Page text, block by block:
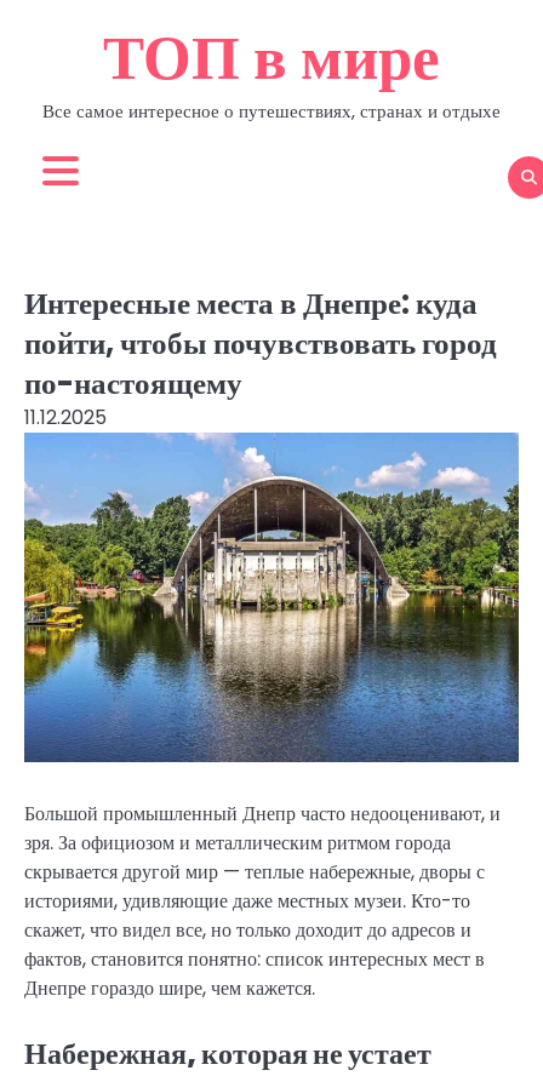
ТОП в мире
Все самое интересное о путешествиях, странах и отдыхе
Интересные места в Днепре: куда
пойти, чтобы почувствовать город
по-настоящему
11.12.2025
Большой промышленный Днепр часто недооценивают, и
зря. За официозом и металлическим ритмом города
скрывается другой мир — теплые набережные, дворы с
историями, удивляющие даже местных музеи. Кто-то
скажет, что видел все, но только доходит до адресов и
фактов, становится понятно: список интересных мест в
Днепре гораздо шире, чем кажется.
Набережная, которая не устает